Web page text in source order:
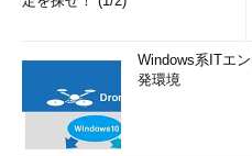
Windows系ITエ
発環境